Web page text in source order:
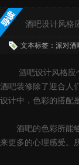
酒吧设计风格
文本标签：派对
酒吧设计风格应个
酒吧装修除了迎合人
设计中，色彩的搭配
酒吧的色彩所能够
来更多的心理感受。